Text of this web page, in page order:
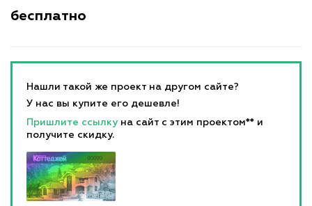
бесплатно
Нашли такой же проект на другом сайте?
У нас вы купите его дешевле!
Пришлите ссылку на сайт с этим проектом** и
получите скидку.